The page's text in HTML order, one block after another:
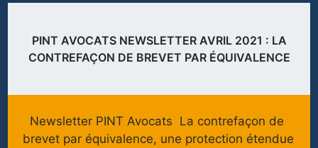
PINT AVOCATS NEWSLETTER AVRIL 2021 : LA
CONTREFAÇON DE BREVET PAR ÉQUIVALENCE
Newsletter PINT Avocats La contrefaçon de
brevet par équivalence, une protection étendue